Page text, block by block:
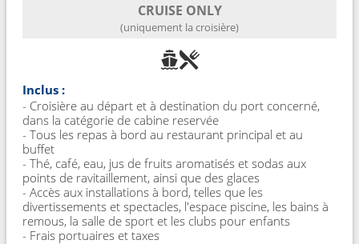
CRUISE ONLY
(uniquement la croisière)
Inclus :
- Croisière au départ et à destination du port concerné,
dans la catégorie de cabine reservée
- Tous les repas à bord au restaurant principal et au
buffet
- Thé, café, eau, jus de fruits aromatisés et sodas aux
points de ravitaillement, ainsi que des glaces
- Accès aux installations à bord, telles que les
divertissements et spectacles, l'espace piscine, les bains à
remous, la salle de sport et les clubs pour enfants
- Frais portuaires et taxes